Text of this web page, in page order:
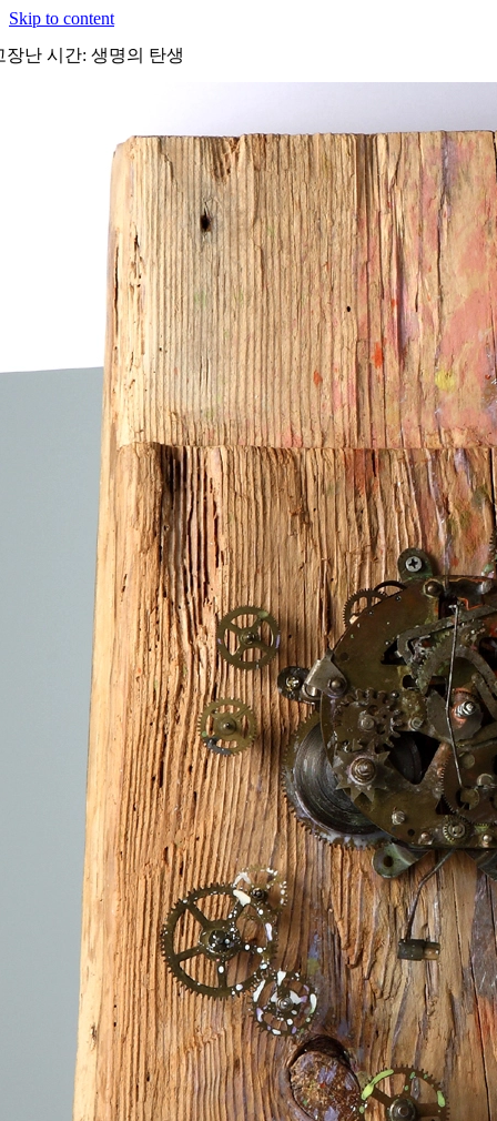
Skip to content
장난 시간: 생명의 탄생